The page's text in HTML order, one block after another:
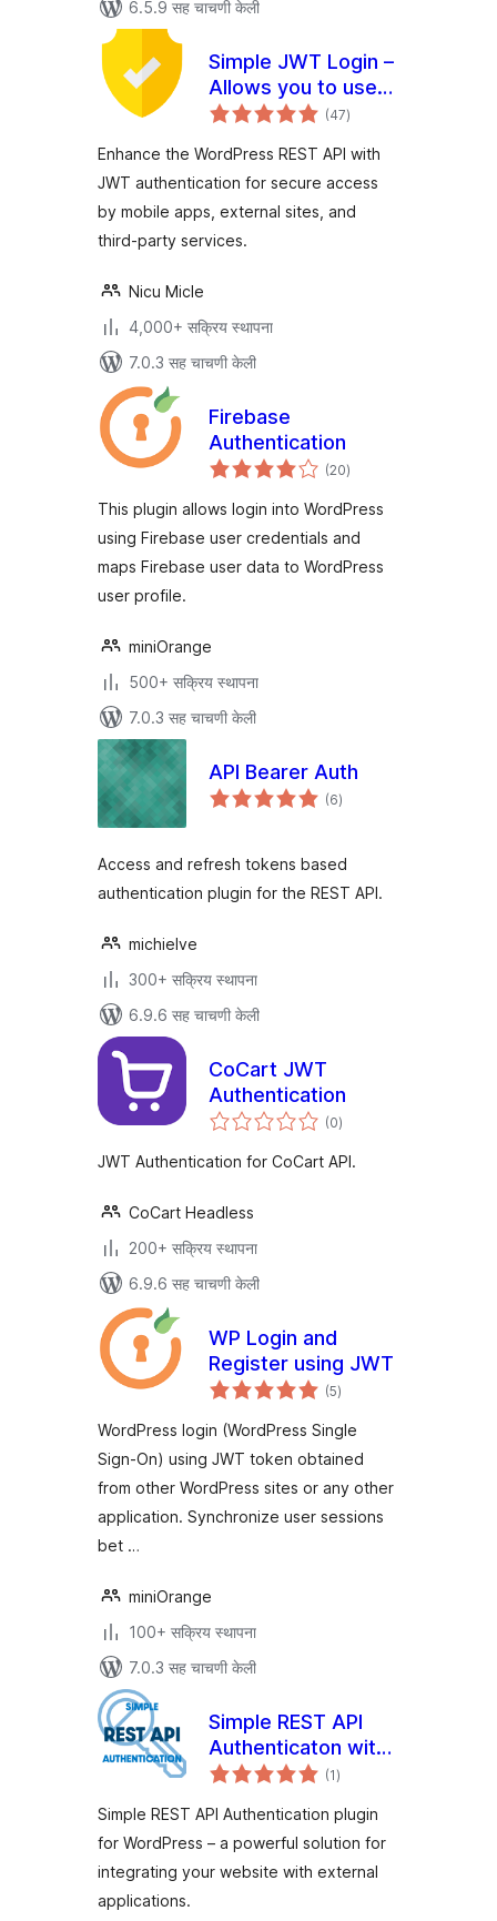
6.5.9 सह चाचणी केली
Simple JWT Login –
Allows you to use
JWT on REST(47एकूण
मूल्यांकन
)
Enhance the WordPress REST API with
JWT authentication for secure access
by mobile apps, external sites, and
third-party services.
Nicu Micle
4,000+ सक्रिय स्थापना
7.0.3 सह चाचणी केली
Firebase
Authentication
(20एकूण
मूल्यांकन
)
This plugin allows login into WordPress
using Firebase user credentials and
maps Firebase user data to WordPress
user profile.
miniOrange
500+ सक्रिय स्थापना
7.0.3 सह चाचणी केली
API Bearer Auth
(6एकूण
मूल्यांकन
)
Access and refresh tokens based
authentication plugin for the REST API.
michielve
300+ सक्रिय स्थापना
6.9.6 सह चाचणी केली
CoCart JWT
Authentication
(0एकूण
मूल्यांकन
)
JWT Authentication for CoCart API.
CoCart Headless
200+ सक्रिय स्थापना
6.9.6 सह चाचणी केली
WP Login and
Register using JWT
(5एकूण
मूल्यांकन
)
WordPress login (WordPress Single
Sign-On) using JWT token obtained
from other WordPress sites or any other
application. Synchronize user sessions
bet …
miniOrange
100+ सक्रिय स्थापना
7.0.3 सह चाचणी केली
Simple REST API
Authenticaton with
WooCommerce
(1एकूण
मूल्यांकन
)
Simple REST API Authentication plugin
for WordPress – a powerful solution for
integrating your website with external
applications.